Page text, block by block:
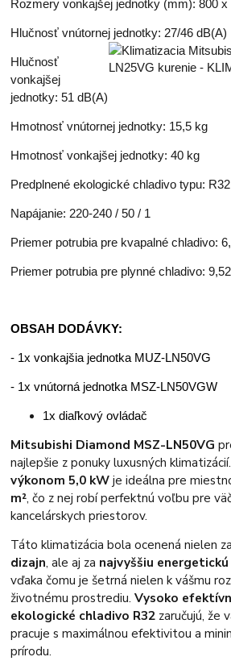
Rozmery vonkajšej jednotky (mm): 800 x
Hlučnosť vnútornej jednotky: 27/46 dB(A)
Hlučnosť
vonkajšej
jednotky: 51 dB(A)
Hmotnosť vnútornej jednotky: 15,5 kg
Hmotnosť vonkajšej jednotky: 40 kg
Predplnené ekologické chladivo typu: R32
Napájanie: 220-240 / 50 / 1
Priemer potrubia pre kvapalné chladivo:
Priemer potrubia pre plynné chladivo:
OBSAH DODÁVKY:
- 1x vonkajšia jednotka MUZ-LN50VG
- 1x vnútorná jednotka MSZ-LN50VGW
1x diaľkový ovládač
Mitsubishi Diamond MSZ-LN50VG
najlepšie z ponuky luxusných
výkonom 5,0 kWje ideálna pre
m², čo z nej robí perfektnú voľbu pre
kancelárskych priestorov.
Táto klimatizácia bola ocenená nielen
dizajn, ale aj za najvyššiu
vďaka čomu je šetrná nielen k vášmu
životnému prostrediu.Vysoko
ekologické chladivo R32 zaručujú, že
pracuje s maximálnou efektivitou a
prírodu.